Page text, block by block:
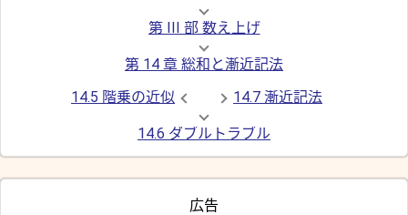
第 III 部 数え上げ
第 14 章 総和と漸近記法
14.5 階乗の近似
14.7 漸近記法
14.6 ダブルトラブル
広告